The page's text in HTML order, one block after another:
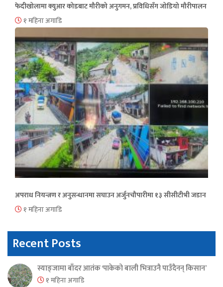
फेदीखोलामा क्युआर कोडबाट मौरीको अनुगमन, प्रविधिसँग जोडियो मौरीपालन
१ महिना अगाडि
अपराध नियन्त्रण र अनुसन्धानमा सघाउन अर्जुनचौपारीमा १३ सीसीटीभी जडान
१ महिना अगाडि
Recent Posts
स्याङ्जामा बाँदर आतंक ‘पाकेको बाली भित्राउनै पाउँदैनन् किसान’
१ महिना अगाडि